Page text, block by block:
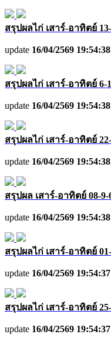
สรุปผลไก่ เสาร์-อาทิตย์
update 16/04/2569 19:54:38
สรุปผลไก่ เสาร์-อาทิตย์ 6-
update 16/04/2569 19:54:38
สรุปผลไก่ เสาร์-อาทิตย์
update 16/04/2569 19:54:38
สรุปผล เสาร์-อาทิตย์ 08-9-
update 16/04/2569 19:54:38
สรุปผลไก่ เสาร์-อาทิตย์
update 16/04/2569 19:54:37
สรุปผลไก่ เสาร์-อาทิตย์
update 16/04/2569 19:54:37